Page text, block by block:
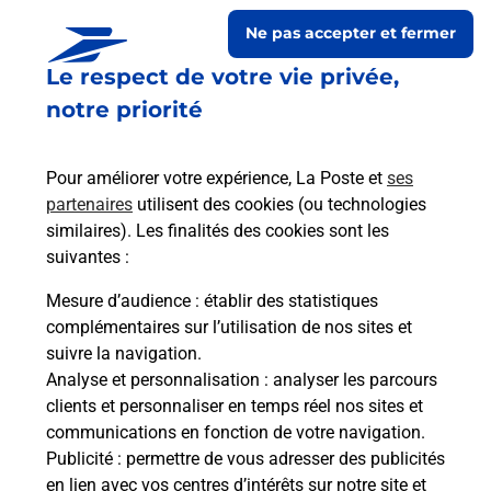
Le respect de votre vie privée,
notre priorité
Pour améliorer votre expérience, La Poste et ses
partenaires utilisent des cookies (ou technologies
similaires). Les finalités des cookies sont les
suivantes :
Mesure d’audience : établir des statistiques
complémentaires sur l’utilisation de nos sites et
suivre la navigation.
Analyse et personnalisation : analyser les parcours
clients et personnaliser en temps réel nos sites et
communications en fonction de votre navigation.
Publicité : permettre de vous adresser des publicités
en lien avec vos centres d’intérêts sur notre site et
Ne pas accepter et fermer
Prochaine collecte du courrierlundià 10h00
14 Route De Cante Russe
47120 Villeneuve De Duras
Itinéraire
Le lien s'ouvre dans un nouvel onglet